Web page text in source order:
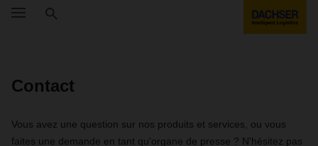
Contact
Vous avez une question sur nos produits et services, ou vous
faites une demande en tant qu'organe de presse ? N'hésitez pas